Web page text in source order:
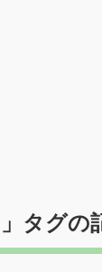
」タグの